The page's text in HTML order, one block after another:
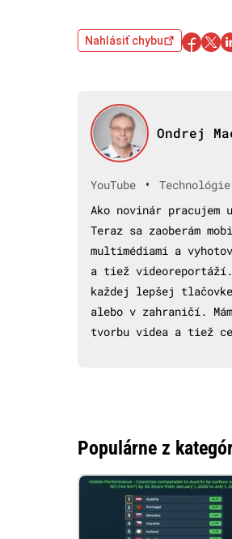
Nahlásiť chybu
Ondrej
YouTube •
Technológie
Ako novinár pracujem
Teraz sa zaoberám
multimédiami a
a tiež videoreportáží.
každej lepšej
alebo v zahraničí.
tvorbu videa a tiež
Populárne z